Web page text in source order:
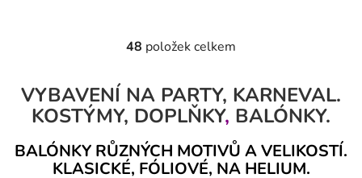
O
l
á
d
a
c
48 položek celkem
VYBAVENÍ NA PARTY, KARNEVAL.
KOSTÝMY, DOPLŇKY, BALÓNKY.
BALÓNKY RŮZNÝCH MOTIVŮ A VELIKOSTÍ.
KLASICKÉ, FÓLIOVÉ, NA HELIUM.